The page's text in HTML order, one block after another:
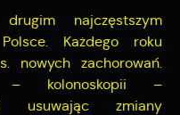
najczęstszym
Każdego roku
nowych zachorowań.
– kolonoskopii –
usuwając zmiany